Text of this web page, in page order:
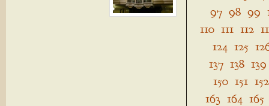
97 98 99
110 111 112
124 125
137 138 139
150 151 152
163 164 165